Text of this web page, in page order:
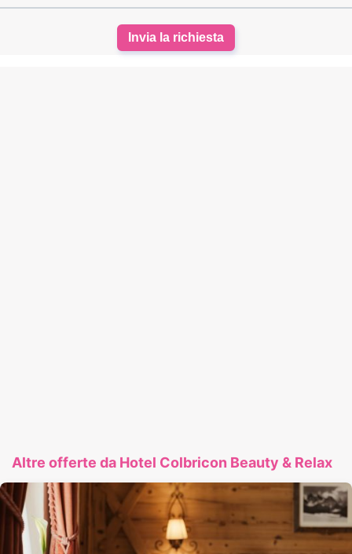
Invia la richiesta
Altre offerte da Hotel Colbricon Beauty & Relax